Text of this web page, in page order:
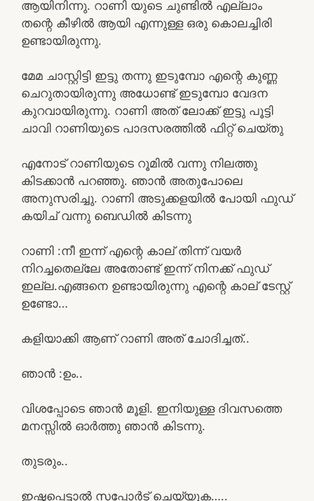
ആയിനിന്നു. റാണി യുടെ ചുണ്ടിൽ എല്ലാം
തന്റെ കീഴിൽ ആയി എന്നുള്ള ഒരു കൊലച്ചിരി
ഉണ്ടായിരുന്നു.
മേമ ചാസ്റ്റിട്ടി ഇട്ടു തന്നു ഇടുമ്പോ എന്റെ കുണ്ണ
ചെറുതായിരുന്നു അധോണ്ട് ഇടുമ്പോ വേദന
കുറവായിരുന്നു. റാണി അത് ലോക്ക് ഇട്ടു പൂട്ടി
ചാവി റാണിയുടെ പാദസരത്തിൽ ഫിറ്റ്‌ ചെയ്തു
എനോട് റാണിയുടെ റൂമിൽ വന്നു നിലത്തു
കിടക്കാൻ പറഞ്ഞു. ഞാൻ അതുപോലെ
അനുസരിച്ചു. റാണി അടുക്കളയിൽ പോയി ഫുഡ്‌
കയിച് വന്നു ബെഡിൽ കിടന്നു
റാണി :നീ ഇന്ന് എന്റെ കാല് തിന്ന് വയർ
നിറച്ചതെല്ലേ അതോണ്ട് ഇന്ന് നിനക്ക് ഫുഡ്‌
ഇല്ല.എങ്ങനെ ഉണ്ടായിരുന്നു എന്റെ കാല് ടേസ്റ്റ്
ഉണ്ടോ…
കളിയാക്കി ആണ് റാണി അത് ചോദിച്ചത്..
ഞാൻ :ഉം..
വിശപ്പോടെ ഞാൻ മൂളി. ഇനിയുള്ള ദിവസത്തെ
മനസ്സിൽ ഓർത്തു ഞാൻ കിടന്നു.
തുടരും..
ഇഷ്ടപ്പെട്ടാൽ സപ്പോർട് ചെയ്യുക…..